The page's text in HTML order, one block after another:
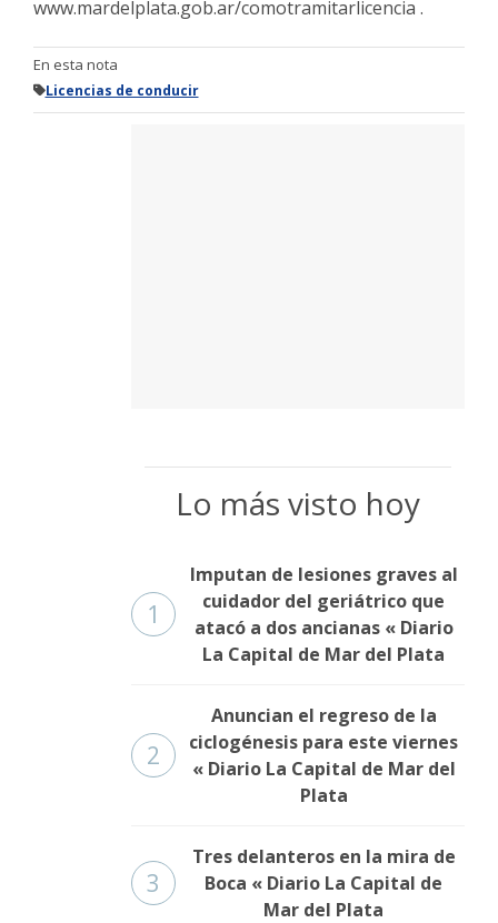
www.mardelplata.gob.ar/comotramitarlicencia .
En esta nota
Licencias de conducir
Lo más visto hoy
1
Imputan de lesiones graves al
cuidador del geriátrico que
atacó a dos ancianas « Diario
La Capital de Mar del Plata
2
Anuncian el regreso de la
ciclogénesis para este viernes
« Diario La Capital de Mar del
Plata
3
Tres delanteros en la mira de
Boca « Diario La Capital de
Mar del Plata